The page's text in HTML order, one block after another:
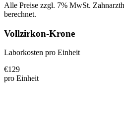
Alle Preise zzgl. 7% MwSt.
berechnet.
Vollzirkon-Krone
Laborkosten pro Einheit
€129
pro Einheit